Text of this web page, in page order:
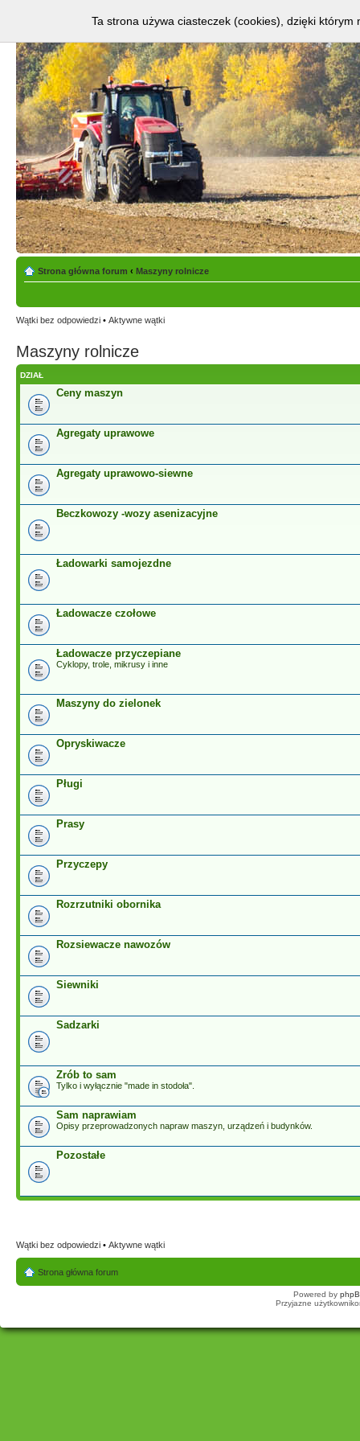
Strona główna forum ‹ Maszyny rolnicze
Wątki bez odpowiedzi • Aktywne wątki
Maszyny rolnicze
DZIAŁ
Ceny maszyn
Agregaty uprawowe
Agregaty uprawowo-siewne
Beczkowozy -wozy asenizacyjne
Ładowarki samojezdne
Ładowacze czołowe
Ładowacze przyczepiane
Cyklopy, trole, mikrusy i inne
Maszyny do zielonek
Opryskiwacze
Pługi
Prasy
Przyczepy
Rozrzutniki obornika
Rozsiewacze nawozów
Siewniki
Sadzarki
Zrób to sam
Tylko i wyłącznie "made in stodoła".
Sam naprawiam
Opisy przeprowadzonych napraw maszyn, urządzeń i budynków.
Pozostałe
Wątki bez odpowiedzi • Aktywne wątki
Strona główna forum
Powered by
Przyjazne
Ta strona używa ciasteczek (cookies), dzięki którym